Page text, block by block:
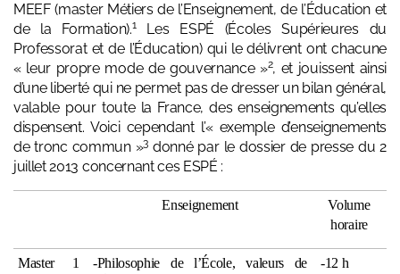
MEEF (master Métiers de l’Enseignement, de l’Éducation et
de la Formation).1Les ESPÉ (Écoles Supérieures du
Professorat et de l’Éducation) qui le délivrent ont chacune
« leur propre mode de gouvernance »2, et jouissent ainsi
d’une liberté qui ne permet pas de dresser un bilan général,
valable pour toute la France, des enseignements qu’elles
dispensent. Voici cependant l’« exemple d’enseignements
de tronc commun »3 donné par le dossier de presse du 2
juillet 2013 concernant ces ESPÉ :
Enseignement
Volume
horaire
Master 1
-Philosophie de l’École, valeurs de
-12 h